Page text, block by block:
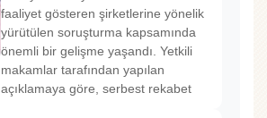
faaliyet gösteren şirketlerine yönelik
yürütülen soruşturma kapsamında
önemli bir gelişme yaşandı. Yetkili
makamlar tarafından yapılan
açıklamaya göre, serbest rekabet